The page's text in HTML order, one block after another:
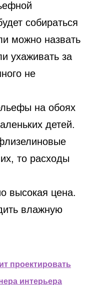
собираться
можно назвать
ухаживать за
не
на обоях
детей.
то расходы
высокая цена.
влажную
проектировать
интерьера